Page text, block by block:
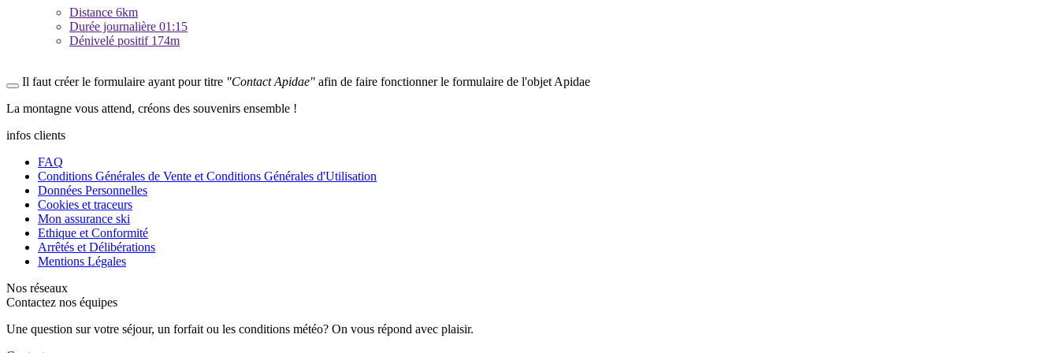
Distance 6km
Durée journalière 01:15
Dénivelé positif 174m
Il faut créer le formulaire ayant pour titre "Contact Apidae" afin de faire fonctionner le formulaire de l'objet Apidae
La montagne vous attend, créons des souvenirs ensemble !
infos clients
FAQ
Conditions Générales de Vente et Conditions Générales d'Utilisation
Données Personnelles
Cookies et traceurs
Mon assurance ski
Ethique et Conformité
Arrêtés et Délibérations
Mentions Légales
Nos réseaux
Contactez nos équipes
Une question sur votre séjour, un forfait ou les conditions météo? On vous répond avec plaisir.